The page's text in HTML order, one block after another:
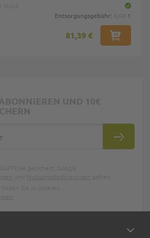
Entsorgungsgebühr:
81,39 €